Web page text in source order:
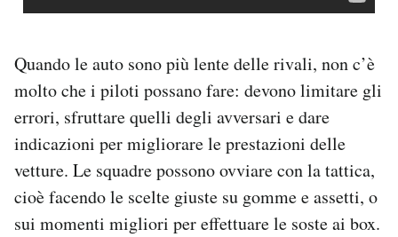
Quando le auto sono più lente delle rivali, non c’è
molto che i piloti possano fare: devono limitare gli
errori, sfruttare quelli degli avversari e dare
indicazioni per migliorare le prestazioni delle
vetture. Le squadre possono ovviare con la tattica,
cioè facendo le scelte giuste su gomme e assetti, o
sui momenti migliori per effettuare le soste ai box.